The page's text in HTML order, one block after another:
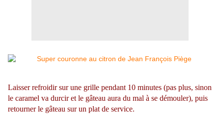
Laisser refroidir sur une grille pendant 10 minutes (pas plus, sinon
le caramel va durcir et le gâteau aura du mal à se démouler), puis
retourner le gâteau sur un plat de service.